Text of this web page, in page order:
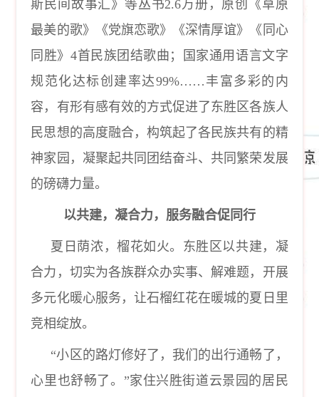
斯民间故事汇》等丛书2.6万册，原创《草原
最美的歌》《党旗恋歌》《深情厚谊》《同心
同胜》4首民族团结歌曲；国家通用语言文字
规范化达标创建率达99%……丰富多彩的内
容，有形有感有效的方式促进了东胜区各族人
民思想的高度融合，构筑起了各民族共有的精
神家园，凝聚起共同团结奋斗、共同繁荣发展
的磅礴力量。
以共建，凝合力，服务融合促同行
夏日荫浓，榴花如火。东胜区以共建，凝
合力，切实为各族群众办实事、解难题，开展
多元化暖心服务，让石榴红花在暖城的夏日里
竞相绽放。
“小区的路灯修好了，我们的出行通畅了，
心里也舒畅了。”家住兴胜街道云景园的居民